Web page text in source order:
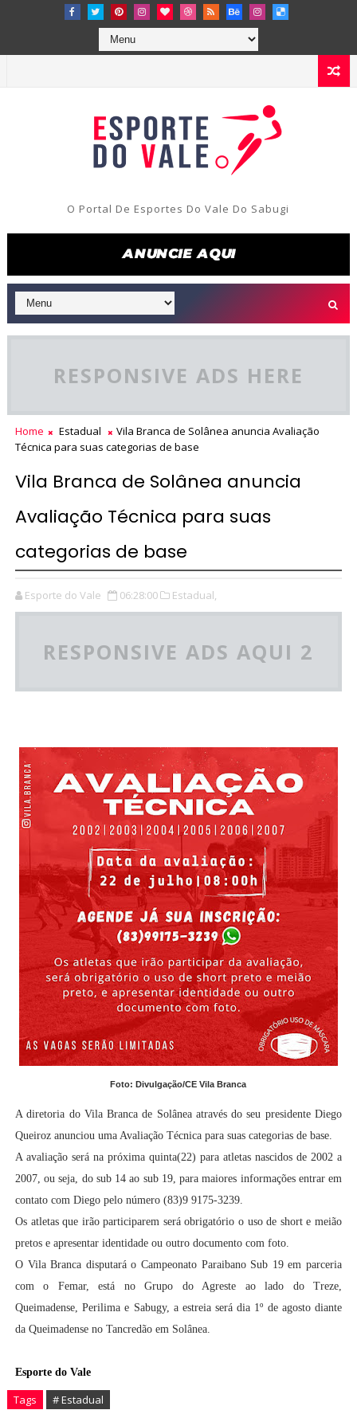
O Portal De Esportes Do Vale Do Sabugi
RESPONSIVE ADS HERE
Home Estadual
Vila Branca de Solânea anuncia Avaliação
Técnica para suas categorias de base
Vila Branca de Solânea anuncia
Avaliação Técnica para suas
categorias de base
Esporte do Vale 06:28:00 Estadual,
RESPONSIVE ADS AQUI 2
Foto: Divulgação/CE Vila Branca
A diretoria do Vila Branca de Solânea através do seu presidente Diego
Queiroz anunciou uma Avaliação Técnica para suas categorias de base.
A avaliação será na próxima quinta(22) para atletas nascidos de 2002 a
2007, ou seja, do sub 14 ao sub 19, para maiores informações entrar em
contato com Diego pelo número (83)9 9175-3239.
Os atletas que irão participarem será obrigatório o uso de short e meião
pretos e apresentar identidade ou outro documento com foto.
O Vila Branca disputará o Campeonato Paraibano Sub 19 em parceria
com o Femar, está no Grupo do Agreste ao lado do Treze,
Queimadense, Perilima e Sabugy, a estreia será dia 1º de agosto diante
da Queimadense no Tancredão em Solânea.
Esporte do Vale
Tags # Estadual